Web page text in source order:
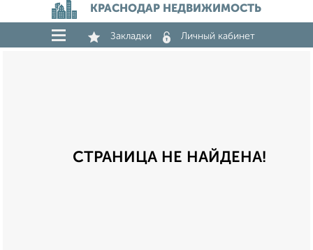
КРАСНОДАР НЕДВИЖИМОСТЬ
Закладки Личный кабинет
СТРАНИЦА НЕ НАЙДЕНА!